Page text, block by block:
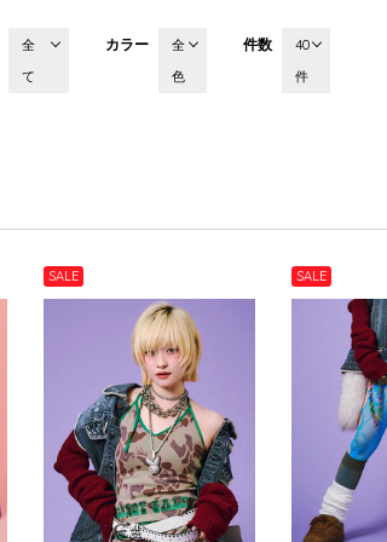
全
て
カラー
全
色
件数
40
件
SALE SALE